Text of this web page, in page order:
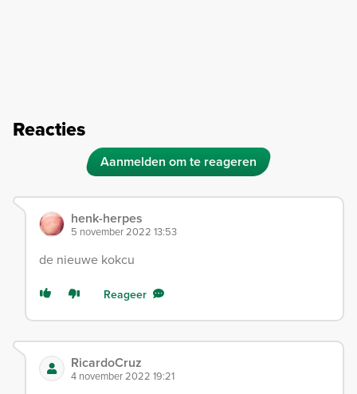
Reacties
Aanmelden om te reageren
henk-herpes
5 november 2022 13:53
de nieuwe kokcu
Reageer
RicardoCruz
4 november 2022 19:21